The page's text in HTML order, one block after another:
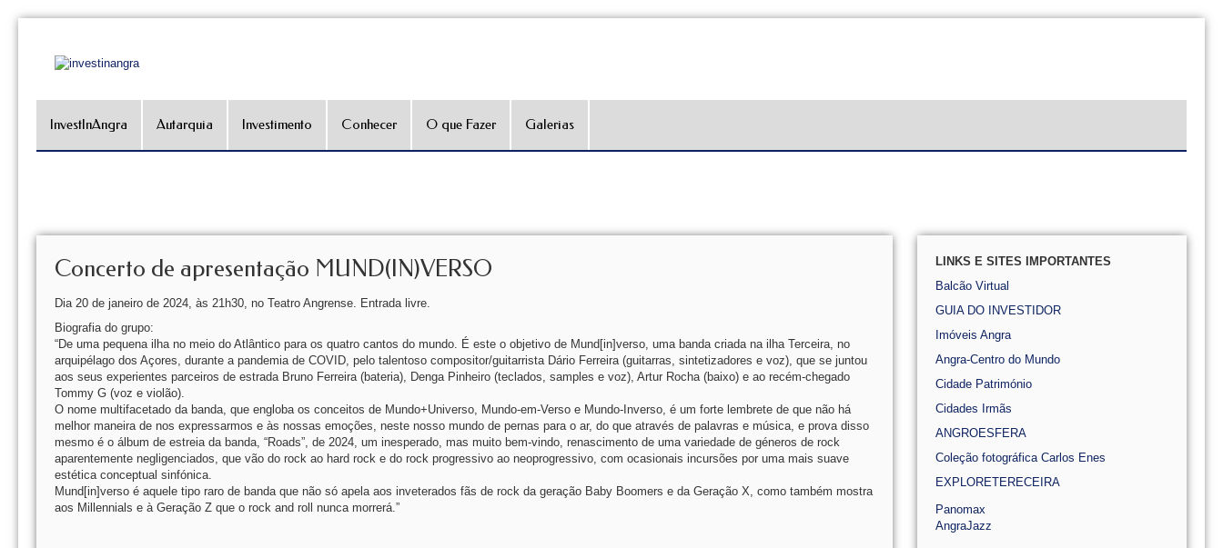
InvestInAngra Autarquia Investimento Conhecer O que Fazer Galerias
Concerto de apresentação MUND(IN)VERSO
Dia 20 de janeiro de 2024, às 21h30, no Teatro Angrense. Entrada livre.
Biografia do grupo:
“De uma pequena ilha no meio do Atlântico para os quatro cantos do mundo. É este o objetivo de Mund[in]verso, uma banda criada na ilha Terceira, no
arquipélago dos Açores, durante a pandemia de COVID, pelo talentoso compositor/guitarrista Dário Ferreira (guitarras, sintetizadores e voz), que se juntou
aos seus experientes parceiros de estrada Bruno Ferreira (bateria), Denga Pinheiro (teclados, samples e voz), Artur Rocha (baixo) e ao recém-chegado
Tommy G (voz e violão).
O nome multifacetado da banda, que engloba os conceitos de Mundo+Universo, Mundo-em-Verso e Mundo-Inverso, é um forte lembrete de que não há
melhor maneira de nos expressarmos e às nossas emoções, neste nosso mundo de pernas para o ar, do que através de palavras e música, e prova disso
mesmo é o álbum de estreia da banda, “Roads”, de 2024, um inesperado, mas muito bem-vindo, renascimento de uma variedade de géneros de rock
aparentemente negligenciados, que vão do rock ao hard rock e do rock progressivo ao neoprogressivo, com ocasionais incursões por uma mais suave
estética conceptual sinfónica.
Mund[in]verso é aquele tipo raro de banda que não só apela aos inveterados fãs de rock da geração Baby Boomers e da Geração X, como também mostra
aos Millennials e à Geração Z que o rock and roll nunca morrerá.”
LINKS E SITES IMPORTANTES
Balcão Virtual
GUIA DO INVESTIDOR
Imóveis Angra
Angra-Centro do Mundo
Cidade Património
Cidades Irmãs
ANGROESFERA
Coleção fotográfica Carlos Enes
EXPLORETERECEIRA
Panomax
AngraJazz